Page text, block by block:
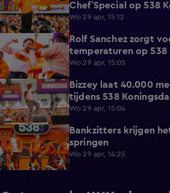
Chef’Special op 538
Wo 29 apr, 15:12
15:07
Rolf Sanchez zorgt
temperaturen op 538
Wo 29 apr, 15:05
16:59
Bizzey laat 40.000
tijdens 538
Wo 29 apr, 15:04
16:09
Bankzitters krijgen
springen
Wo 29 apr, 14:25